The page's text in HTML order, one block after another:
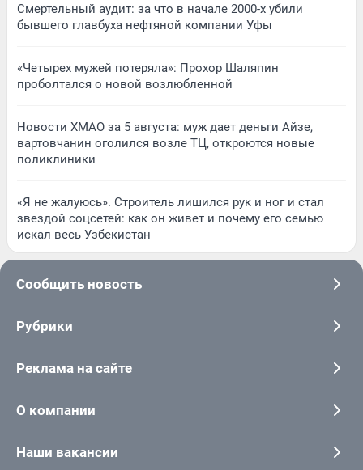
Смертельный аудит: за что в начале 2000-х убили
бывшего главбуха нефтяной компании Уфы
«Четырех мужей потеряла»: Прохор Шаляпин
проболтался о новой возлюбленной
Новости ХМАО за 5 августа: муж дает деньги Айзе,
вартовчанин оголился возле ТЦ, откроются новые
поликлиники
«Я не жалуюсь». Строитель лишился рук и ног и стал
звездой соцсетей: как он живет и почему его семью
искал весь Узбекистан
Сообщить новость
Рубрики
Реклама на сайте
О компании
Наши вакансии